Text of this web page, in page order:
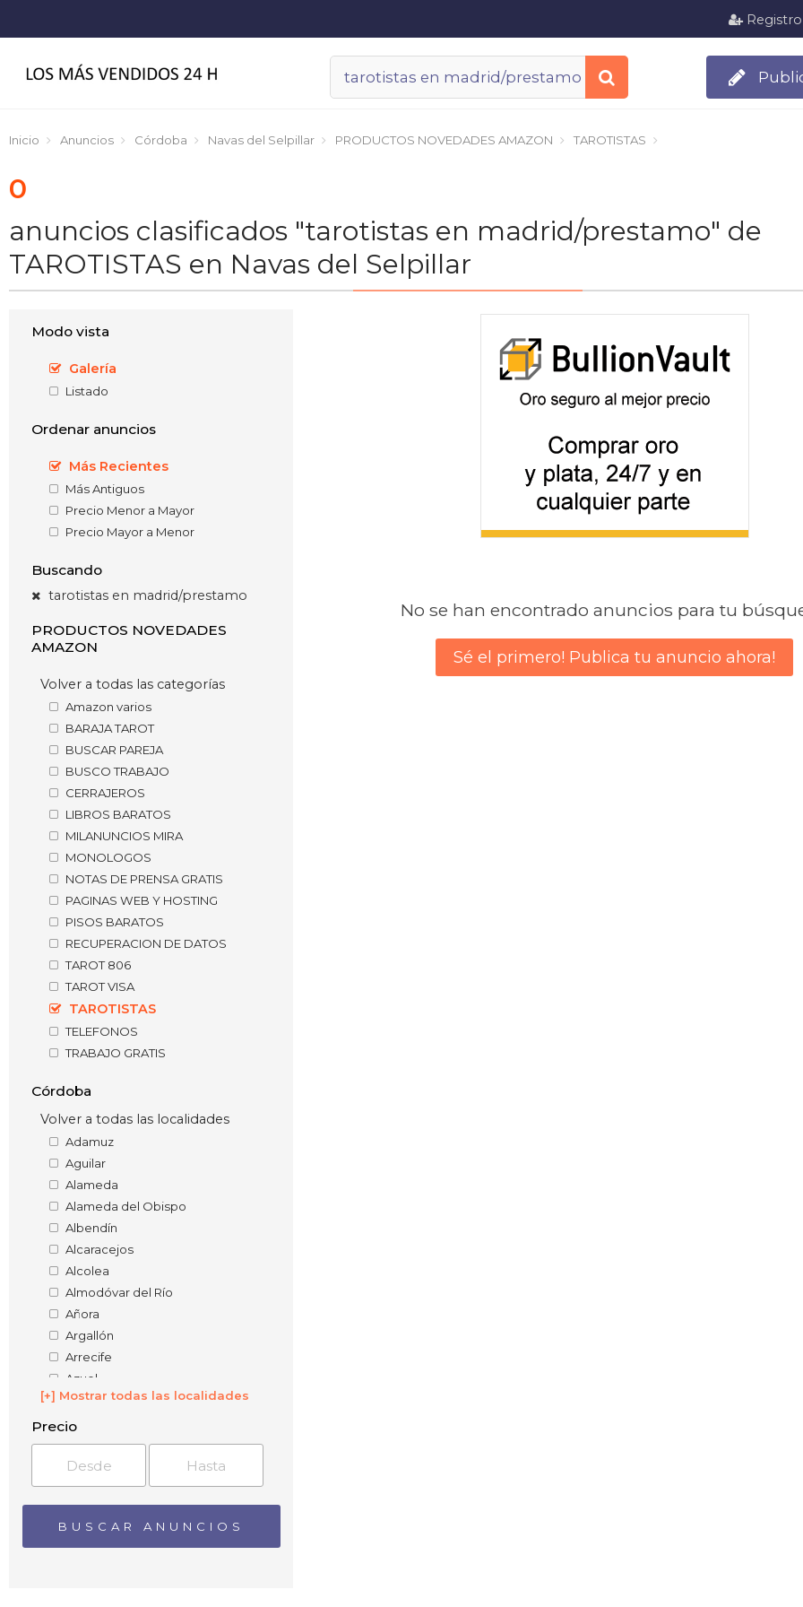
Registro
Inicio Anuncios Córdoba Navas del Selpillar PRODUCTOS NOVEDADES AMAZON TAROTISTAS
0
anuncios clasificados "tarotistas en madrid/prestamo" de
TAROTISTAS en Navas del Selpillar
Modo vista
Galería
Listado
Ordenar anuncios
Más Recientes
Más Antiguos
Precio Menor a Mayor
Precio Mayor a Menor
Buscando
tarotistas en madrid/prestamo
PRODUCTOS NOVEDADES
AMAZON
Volver a todas las categorías
Amazon varios
BARAJA TAROT
BUSCAR PAREJA
BUSCO TRABAJO
CERRAJEROS
LIBROS BARATOS
MILANUNCIOS MIRA
MONOLOGOS
NOTAS DE PRENSA GRATIS
PAGINAS WEB Y HOSTING
PISOS BARATOS
RECUPERACION DE DATOS
TAROT 806
TAROT VISA
TAROTISTAS
TELEFONOS
TRABAJO GRATIS
Córdoba
Volver a todas las localidades
Adamuz
Aguilar
Alameda
Alameda del Obispo
Albendín
Alcaracejos
Alcolea
Almodóvar del Río
Añora
Argallón
Arrecife
Azuel
Badolatosa
Baena
Barranco del Lobo
Barriaga
Belalcázar
Bélmez
Benadalid
Benamejí
[+] Mostrar todas las localidades
Precio
No se han encontrado anuncios para tu
Sé el primero! Publica tu anuncio ahora!